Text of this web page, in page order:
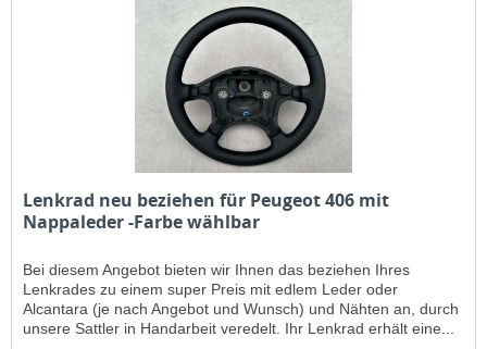
Lenkrad neu beziehen für Peugeot 406 mit
Nappaleder -Farbe wählbar
Bei diesem Angebot bieten wir Ihnen das beziehen Ihres
Lenkrades zu einem super Preis mit edlem Leder oder
Alcantara (je nach Angebot und Wunsch) und Nähten an, durch
unsere Sattler in Handarbeit veredelt. Ihr Lenkrad erhält eine...